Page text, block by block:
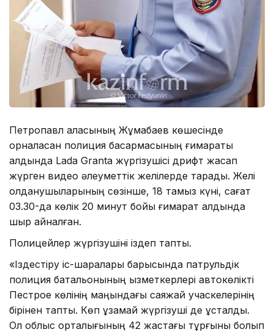
Петропавл қаласының Жұмабаев көшесінде
орналасқан полиция басқармасының ғимараты
алдында Lada Grantа жүргізушісі дрифт жасап
жүрген видео әлеуметтік желілерде тарады. Желі
қолданушыларының сөзінше, 18 тамыз күні, сағат
03.30-да көлік 20 минут бойы ғимарат алдында
шыр айналған.
Полицейлер жүргізушіні іздеп тапты.
«Іздестіру іс-шаралары барысында патрульдік
полиция батальонының қызметкерлері автокөлікті
Пестрое көлінің маңындағы саяжай учаскелерінің
бірінен тапты. Көп ұзамай жүргізуші де ұсталды.
Ол облыс орталығының 42 жастағы тұрғыны болып